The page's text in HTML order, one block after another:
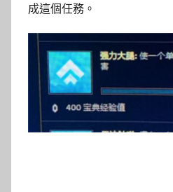
成這個任務。